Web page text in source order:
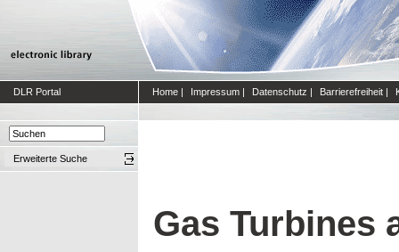
DLR Portal Home | Impressum | Datenschutz | Barrierefreiheit |
Erweiterte Suche
Gas Turbines